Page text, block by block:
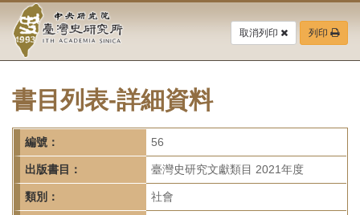
要
中
央
研
究
院-
臺
灣
取消列印 列印
書目列表-詳細資料
編號： 56
出版書目： 臺灣史研究文獻類目 2021年度
類別： 社會